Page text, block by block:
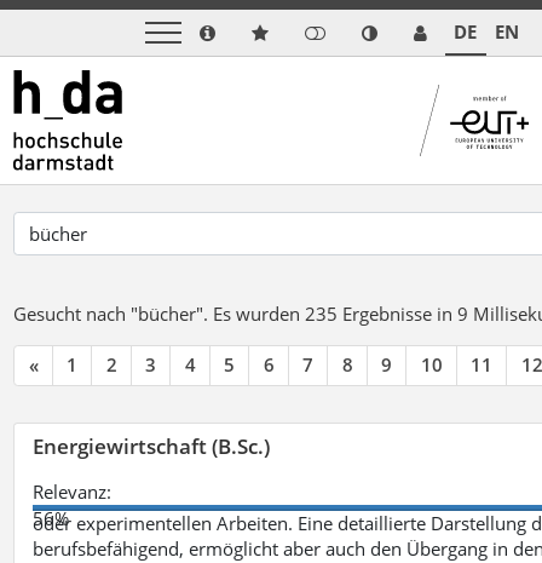
DE EN
Gesucht nach "bücher". Es wurden 235 Ergebnisse in 9
« 1 2 3 4 5 6 7 8 9 10 11 12
Energiewirtschaft (B.Sc.)
Relevanz:
56%
oder experimentellen Arbeiten. Eine detaillierte Darstellung
berufsbefähigend, ermöglicht aber auch den Übergang in